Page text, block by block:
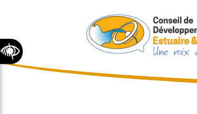
Ouvrir la barre d’outils